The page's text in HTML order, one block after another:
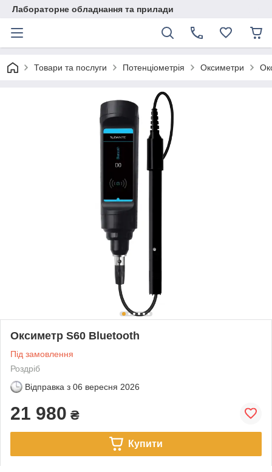
Лабораторне обладнання та прилади
Товари та послуги Потенціометрія Оксиметри
Оксиметр S60 Bluetooth
Під замовлення
Роздріб
Відправка з 06 вересня 2026
21 980 ₴
Купити